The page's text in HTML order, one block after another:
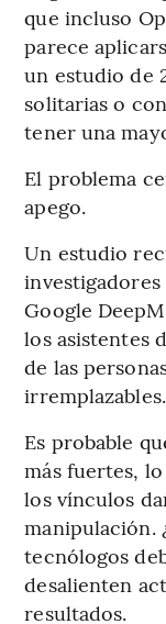
que incluso
parece
un estudio de
solitarias o
tener una
El problema
apego.
Un estudio
Google
los asistentes
de las
irremplazables.
Es probable
más fuertes,
los vínculos
manipulación.
tecnólogos
desalienten
resultados.